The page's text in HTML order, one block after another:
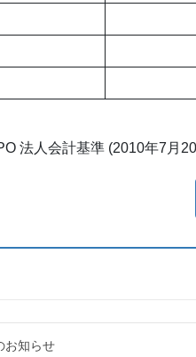
法人会計基準 (2010年7月
お知らせ